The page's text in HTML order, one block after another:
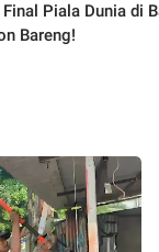
Piala Dunia di
Bareng!